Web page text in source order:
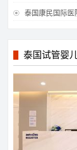
 泰国康民国际医
泰国试管婴